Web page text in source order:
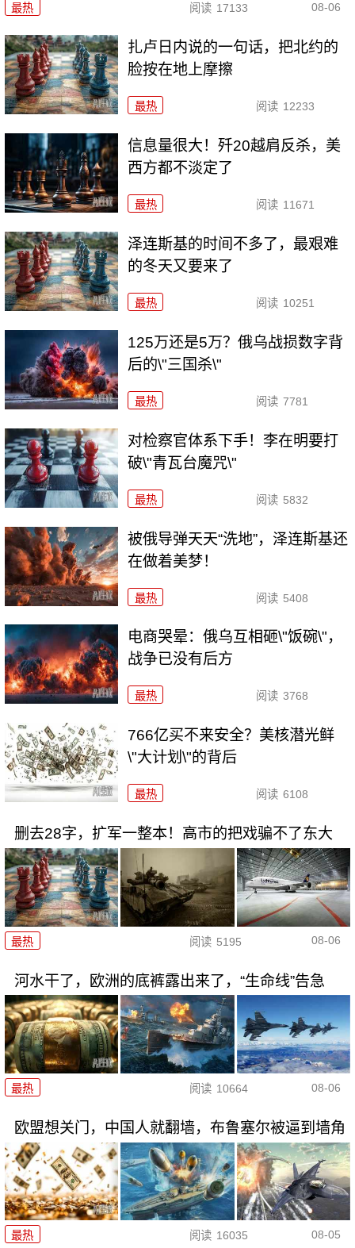
最热 阅读 17133 08-06
扎卢日内说的一句话，把北约的
脸按在地上摩擦
最热 阅读 12233
信息量很大！歼20越肩反杀，美
西方都不淡定了
最热 阅读 11671
泽连斯基的时间不多了，最艰难
的冬天又要来了
最热 阅读 10251
125万还是5万？俄乌战损数字背
后的\"三国杀\"
最热 阅读 7781
对检察官体系下手！李在明要打
破\"青瓦台魔咒\"
最热 阅读 5832
被俄导弹天天“洗地”，泽连斯基还
在做着美梦！
最热 阅读 5408
电商哭晕：俄乌互相砸\"饭碗\"，
战争已没有后方
最热 阅读 3768
766亿买不来安全？美核潜光鲜
\"大计划\"的背后
最热 阅读 6108
删去28字，扩军一整本！高市的把戏骗不了东大
最热 阅读 5195 08-06
河水干了，欧洲的底裤露出来了，“生命线”告急
最热 阅读 10664 08-06
欧盟想关门，中国人就翻墙，布鲁塞尔被逼到墙角
最热 阅读 16035 08-05